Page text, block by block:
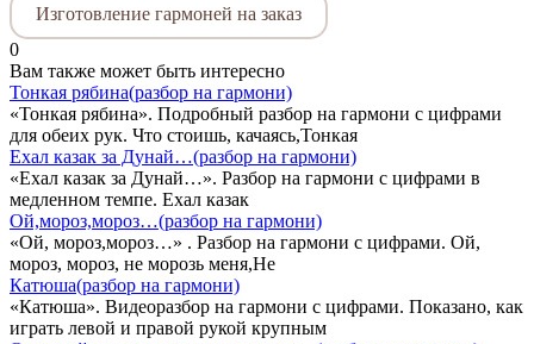
Изготовление гармоней на заказ
0
Вам также может быть интересно
Тонкая рябина(разбор на гармони)
«Тонкая рябина». Подробный разбор на гармони с цифрами
для обеих рук. Что стоишь, качаясь,Тонкая
Ехал казак за Дунай…(разбор на гармони)
«Ехал казак за Дунай…». Разбор на гармони с цифрами в
медленном темпе. Ехал казак
Ой,мороз,мороз…(разбор на гармони)
«Ой, мороз,мороз…» . Разбор на гармони с цифрами. Ой,
мороз, мороз, не морозь меня,Не
Катюша(разбор на гармони)
«Катюша». Видеоразбор на гармони с цифрами. Показано, как
играть левой и правой рукой крупным